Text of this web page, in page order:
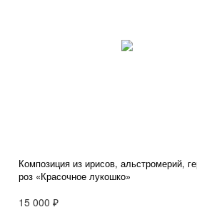
Композиция из ирисов, альстромерий,
роз «Красочное лукошко»
15 000 ₽